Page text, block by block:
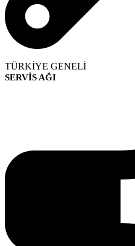
TÜRKİYE GENELİ
SERVİS AĞI